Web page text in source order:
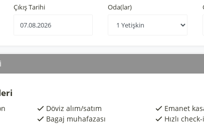
Çıkış Tarihi Oda(lar)
Döviz alım/satım Emanet
Bagaj muhafazası Hızlı